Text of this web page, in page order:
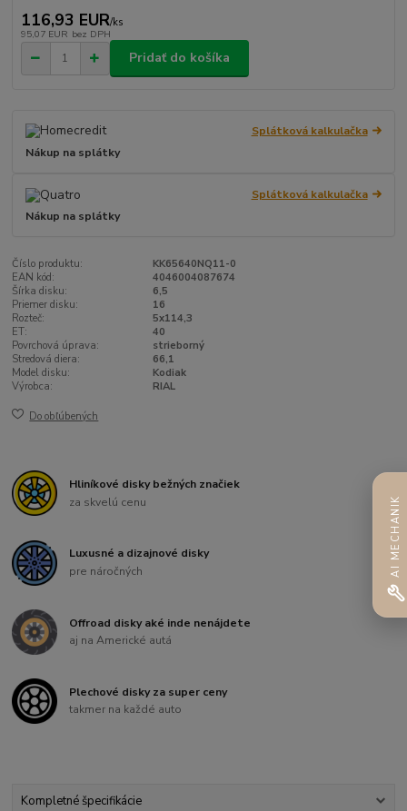
116,93 EUR/ks
95,07 EUR bez DPH
Pridať do košíka
Splátková kalkulačka
Nákup na splátky
Splátková kalkulačka
Nákup na splátky
Číslo produktu:
KK65640NQ11-0
EAN kód:
4046004087674
Šírka disku:
6,5
Priemer disku:
16
Rozteč:
5x114,3
ET:
40
Povrchová úprava:
strieborný
Stredová diera:
66,1
Model disku:
Kodiak
Výrobca:
RIAL
Do obľúbených
Hliníkové disky bežných značiek
za skvelú cenu
Luxusné a dizajnové disky
pre náročných
Offroad disky aké inde nenájdete
aj na Americké autá
Plechové disky za super ceny
takmer na každé auto
Kompletné špecifikácie
AI MECHANIK